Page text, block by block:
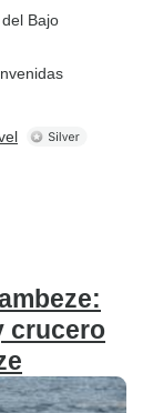
del Bajo
crucero